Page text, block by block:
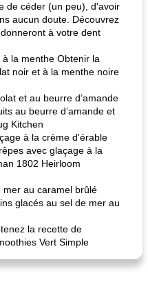
de céder (un peu), d'avoir
aucun doute. Découvrez
à votre dent
la menthe Obtenir la
noir et à la menthe noire
et au beurre d’amande
au beurre d’amande et
Kitchen
à la crème d'érable
avec glaçage à la
1802 Heirloom
mer au caramel brûlé
glacés au sel de mer au
la recette de
Vert Simple